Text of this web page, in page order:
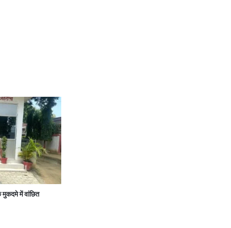
में वांछित